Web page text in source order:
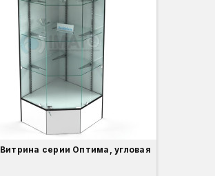
серии Оптима, угловая